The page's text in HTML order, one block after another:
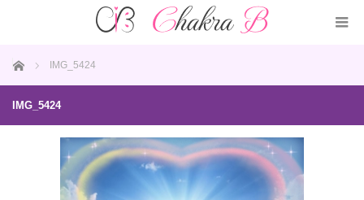
ホーム IMG_5424
IMG_5424